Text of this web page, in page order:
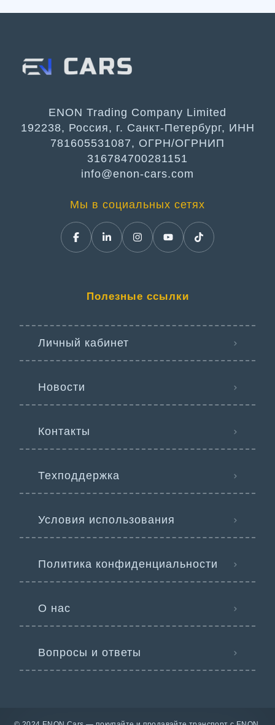
ENON Trading Company Limited
192238, Россия, г. Санкт-Петербург, ИНН
781605531087, ОГРН/ОГРНИП
316784700281151
info@enon-cars.com
Мы в социальных сетях
Полезные ссылки
Личный кабинет
Новости
Контакты
Техподдержка
Условия использования
Политика конфиденциальности
О нас
Вопросы и ответы